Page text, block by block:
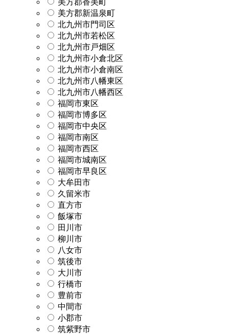
美方郡新温泉町
北九州市門司区
北九州市若松区
北九州市戸畑区
北九州市小倉北区
北九州市小倉南区
北九州市八幡東区
北九州市八幡西区
福岡市東区
福岡市博多区
福岡市中央区
福岡市南区
福岡市西区
福岡市城南区
福岡市早良区
大牟田市
久留米市
直方市
飯塚市
田川市
柳川市
八女市
筑後市
大川市
行橋市
豊前市
中間市
小郡市
筑紫野市